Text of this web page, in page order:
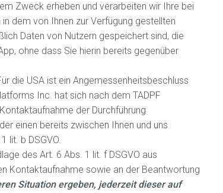
Zweck erheben und verarbeiten wir Ihre bei
dem von Ihnen zur Verfügung gestellten
Daten von Nutzern gespeichert sind, die
ohne dass Sie hierin bereits gegenüber
die USA ist ein Angemessenheitsbeschluss
Inc. hat sich nach dem TADPF
der Durchführung
einen bereits zwischen Ihnen und uns
lit. b DSGVO.
des Art. 6 Abs. 1 lit. f DSGVO aus
Kontaktaufnahme sowie an der Beantwortung
Situation ergeben, jederzeit dieser auf